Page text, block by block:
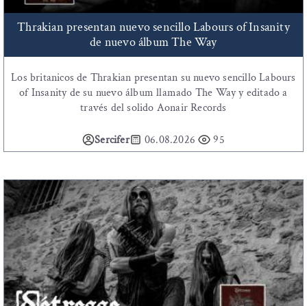
Thrakian presentan nuevo sencillo Labours of Insanity
de nuevo álbum The Way
Los britanicos de Thrakian presentan su nuevo sencillo Labours
of Insanity de su nuevo álbum llamado The Way y editado a
través del solido Aonair Records
Sercifer 06.08.2026 95